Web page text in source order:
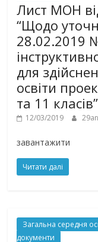
Лист МОН
“Щодо
28.02.2019
для
освіти
та 11 класів”
12/03/2019
завантажити
Читати далі
Загальна середня
документи